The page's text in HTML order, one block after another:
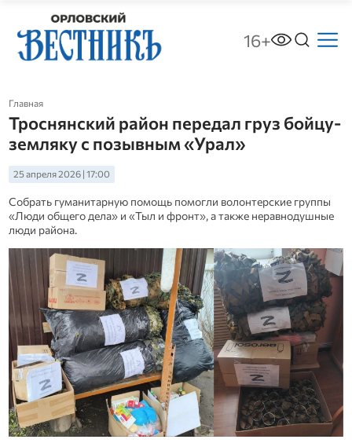
16+
Главная
Троснянский район передал груз бойцу-
земляку с позывным «Урал»
25 апреля 2026 | 17:00
Собрать гуманитарную помощь помогли волонтерские группы
«Люди общего дела» и «Тыл и фронт», а также неравнодушные
люди района.